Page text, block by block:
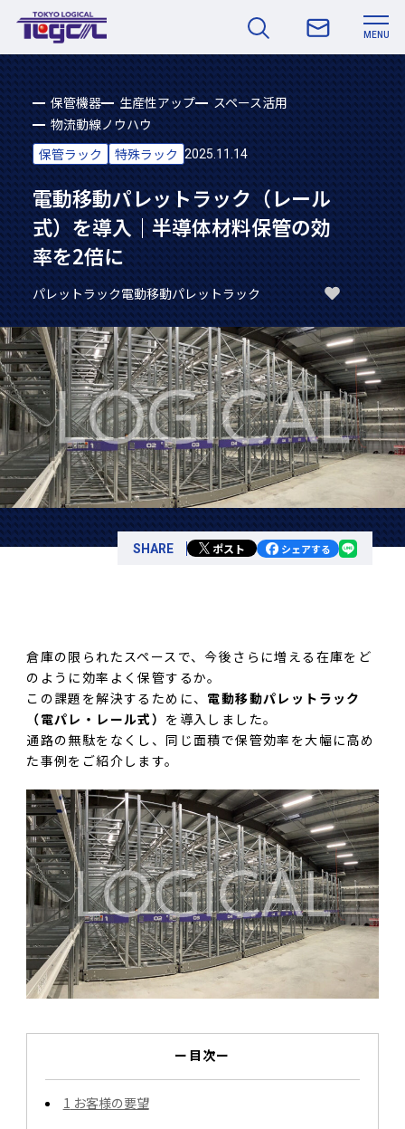
MENU
保管機器 生産性アップ
スペース活用
物流動線ノウハウ
保管ラック
特殊ラック 2025.11.14
電動移動パレットラック（レール
式）を導入｜半導体材料保管の効
率を2倍に
パレットラック電動移動パレットラック
SHARE ポスト シェアする
倉庫の限られたスペースで、今後さらに増える在庫をど
のように効率よく保管するか。
この課題を解決するために、 電動移動パレットラック
（電パレ・レール式） を導入しました。
通路の無駄をなくし、同じ面積で保管効率を大幅に高め
た事例をご紹介します。
ー目次ー
1 お客様の要望